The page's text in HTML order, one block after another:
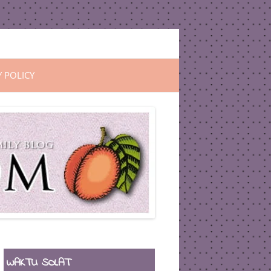
POLICY
WAKTU SOLAT